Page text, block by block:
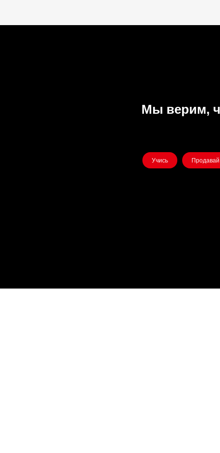
Мы верим,
Учись Продавай